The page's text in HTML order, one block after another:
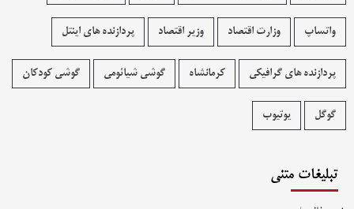
واتساپ وزارت اقتصاد وزیر اقتصاد پردازنده های اینتل
پردازنده های گرافیکی کرمانشاه گوشی شیائومی گوشی کودکان
گوگل یوتیوب
تبلیغات متنی